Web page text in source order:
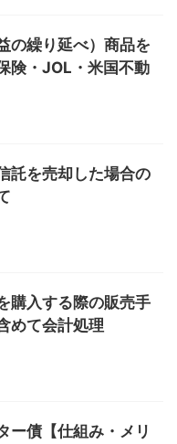
の繰り延べ）商品を
険・JOL・米国不動
託を売却した場合の
購入する際の販売手
めて会計処理
ー債【仕組み・メリ